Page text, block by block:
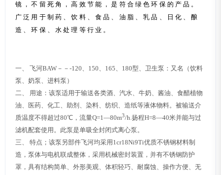
镜，不留死角，高效节能，是符合绿色环保的产品。
广泛用于制药、饮料、食品、油脂、乳品、日化、酿
造、环保、水处理等行业。
一、 飞河BAW－－-120、150、165、180型、卫生泵：又名（饮料
泵、奶泵、进料泵）
二、 用途：该泵适用于输送各类酒、汽水、牛奶、酱油、食醋植物
油、医药、化工、助剂、染料、纺织、造纸等液体物料。被输送介
质温度不得超过80℃，流量Q=1—80m3/h.扬程H=8—40米并能与过
滤机配套使用。此泵是单吸全封闭式离心泵。
三、 特点；该泵另部件飞河均采用1cr18Ni9Ti优质不锈钢材料制
造，泵体与电机联成整体，采用机械密封装置，并有不锈钢防护
罩，具有结构简单、外形美观、体积轻巧、耐腐蚀、操作方便、无